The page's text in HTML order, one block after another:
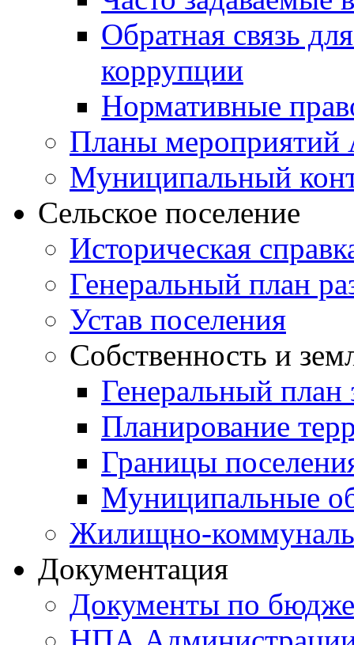
Обратная связь
коррупции
Нормативные
Планы мероприятий
Муниципальный
Сельское поселение
Историческая
Генеральный план
Устав поселения
Собственность и
Генеральный план
Планирование
Границы
Муниципальные
Жилищно-
Документация
Документы по